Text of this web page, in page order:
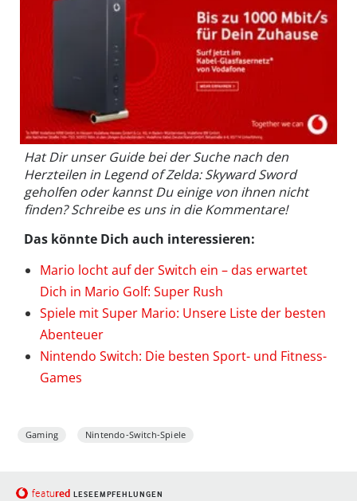
Hat Dir unser Guide bei der Suche nach den
Herzteilen in Legend of Zelda: Skyward Sword
geholfen oder kannst Du einige von ihnen nicht
finden? Schreibe es uns in die Kommentare!
Das könnte Dich auch interessieren:
Mario locht auf der Switch ein – das erwartet
Dich in Mario Golf: Super Rush
Spiele mit Super Mario: Unsere Liste der besten
Abenteuer
Nintendo Switch: Die besten Sport- und Fitness-
Games
Gaming Nintendo-Switch-Spiele
featured LESEEMPFEHLUNGEN